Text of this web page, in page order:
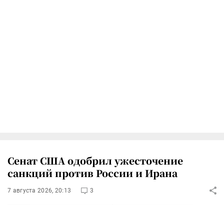
Сенат США одобрил ужесточение
санкций против России и Ирана
7 августа 2026, 20:13 3